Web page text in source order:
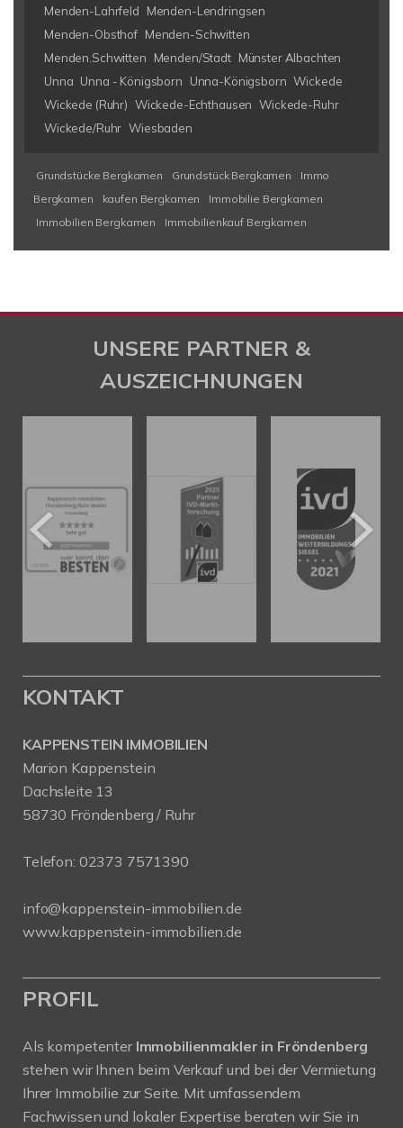
Menden-Lahrfeld
Menden-Lendringsen
Menden-Obsthof Menden-Schwitten
Menden.Schwitten
Menden/Stadt Münster Albachten
Unna Unna - Königsborn Unna-Königsborn Wickede
Wickede (Ruhr) Wickede-Echthausen Wickede-Ruhr
Wickede/Ruhr Wiesbaden
Grundstücke Bergkamen Grundstück Bergkamen
Immo
Bergkamen
kaufen Bergkamen
Immobilie Bergkamen
Immobilien Bergkamen
Immobilienkauf Bergkamen
UNSERE PARTNER &
AUSZEICHNUNGEN
KONTAKT
KAPPENSTEIN IMMOBILIEN
Marion Kappenstein
Dachsleite 13
58730 Fröndenberg / Ruhr
Telefon: 02373 7571390
info@kappenstein-immobilien.de
www.kappenstein-immobilien.de
PROFIL
Als kompetenter Immobilienmakler in Fröndenberg
stehen wir Ihnen beim Verkauf und bei der Vermietung
Ihrer Immobilie zur Seite. Mit umfassendem
Fachwissen und lokaler Expertise beraten wir Sie in